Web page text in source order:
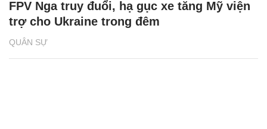
QUÂN SỰ
FPV Nga truy đuổi, hạ gục xe tăng Mỹ viện
trợ cho Ukraine trong đêm